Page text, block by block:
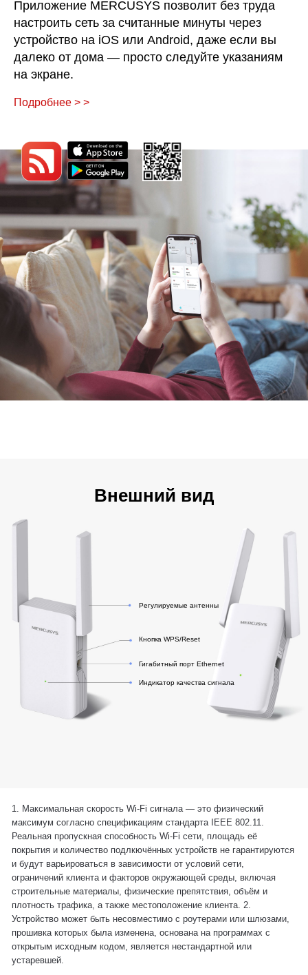
Приложение MERCUSYS позволит без труда
настроить сеть за считанные минуты через
устройство на iOS или Android, даже если вы
далеко от дома — просто следуйте указаниям
на экране.
Подробнее > >
Внешний вид
Регулируемые антенны
Кнопка WPS/Reset
Гигабитный порт Ethernet
Индикатор качества сигнала
1. Максимальная скорость Wi-Fi сигнала — это физический
максимум согласно спецификациям стандарта IEEE 802.11.
Реальная пропускная способность Wi-Fi сети, площадь её
покрытия и количество подлкючённых устройств не гарантируются
и будут варьироваться в зависимости от условий сети,
ограничений клиента и факторов окружающей среды, включая
строительные материалы, физические препятствия, объём и
плотность трафика, а также местоположение клиента. 2.
Устройство может быть несовместимо с роутерами или шлюзами,
прошивка которых была изменена, основана на программах с
открытым исходным кодом, является нестандартной или
устаревшей.